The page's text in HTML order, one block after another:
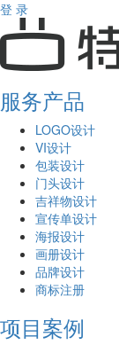
登 录
服务产品
LOGO设计
VI设计
包装设计
门头设计
吉祥物设计
宣传单设计
海报设计
画册设计
品牌设计
商标注册
项目案例